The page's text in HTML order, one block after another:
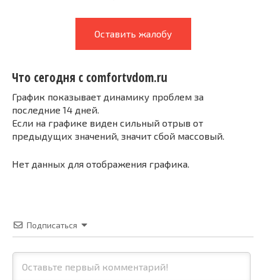
Оставить жалобу
Что сегодня с comfortvdom.ru
График показывает динамику проблем за
последние 14 дней.
Если на графике виден сильный отрыв от
предыдущих значений, значит сбой массовый.
Нет данных для отображения графика.
Подписаться